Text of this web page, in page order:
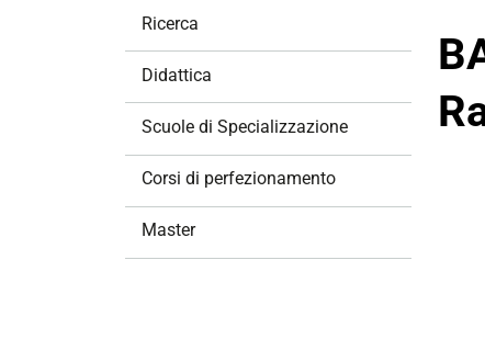
Ricerca
Didattica
Scuole di Specializzazione
Corsi di perfezionamento
Master